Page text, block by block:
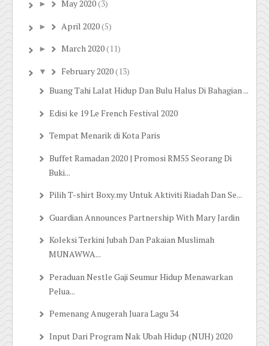
► May 2020(3)
► April 2020(5)
► March 2020(11)
▼ February 2020(13)
Buang Tahi Lalat Hidup Dan Bulu Halus Di Bahagian ...
Edisi ke 19 Le French Festival 2020
Tempat Menarik di Kota Paris
Buffet Ramadan 2020 | Promosi RM55 Seorang Di
Buki...
Pilih T-shirt Boxy.my Untuk Aktiviti Riadah Dan Se...
Guardian Announces Partnership With Mary Jardin
Koleksi Terkini Jubah Dan Pakaian Muslimah
MUNAWWA...
Peraduan Nestle Gaji Seumur Hidup Menawarkan
Pelua...
Pemenang Anugerah Juara Lagu 34
Input Dari Program Nak Ubah Hidup (NUH) 2020